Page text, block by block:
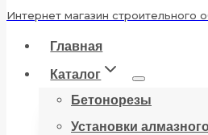
Интернет магазин строительного
Главная
Каталог
Бетонорезы
Установки